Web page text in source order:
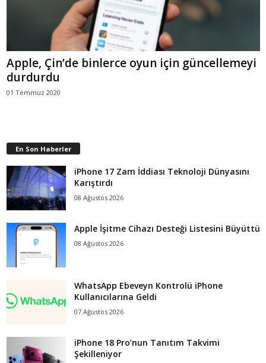
Apple, Çin’de binlerce oyun için güncellemeyi
durdurdu
01 Temmuz 2020
En Son Haberler
iPhone 17 Zam İddiası Teknoloji Dünyasını
Karıştırdı
08 Ağustos 2026
Apple İşitme Cihazı Desteği Listesini Büyüttü
08 Ağustos 2026
WhatsApp Ebeveyn Kontrolü iPhone
Kullanıcılarına Geldi
07 Ağustos 2026
iPhone 18 Pro’nun Tanıtım Takvimi
Şekilleniyor